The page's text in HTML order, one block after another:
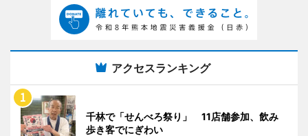
アクセスランキング
千林で「せんべろ祭り」 11店舗参加、飲み
歩き客でにぎわい